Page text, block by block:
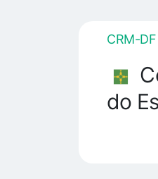
CRM-DF
do